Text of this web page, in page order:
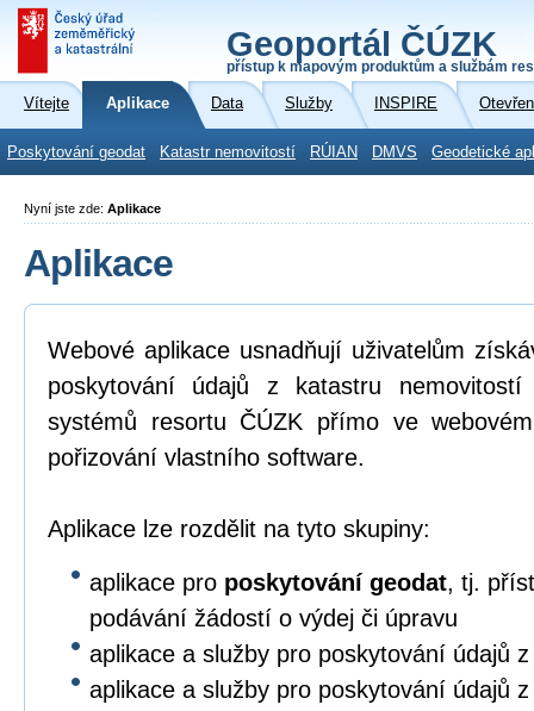
Geoportál ČÚZK
přístup k mapovým produktům a službám
Vítejte Aplikace Data Služby INSPIRE
Poskytování geodat Katastr nemovitostí RÚIAN DMVS Geodetické
Nyní jste zde: Aplikace
Aplikace
Webové aplikace usnadňují uživatelům
poskytování údajů z katastru
systémů resortu ČÚZK přímo ve
pořizování vlastního software.
Aplikace lze rozdělit na tyto skupiny:
aplikace pro poskytování geodat, tj.
podávání žádostí o výdej či úpravu
aplikace a služby pro poskytování údajů
aplikace a služby pro poskytování údajů